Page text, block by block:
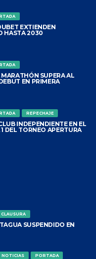
EXTIENDEN
HASTA 2030
SUPERA AL
EN PRIMERA
REPECHAJE
INDEPENDIENTE EN EL
DEL TORNEO APERTURA
SUSPENDIDO EN
NOTICIAS
PORTADA